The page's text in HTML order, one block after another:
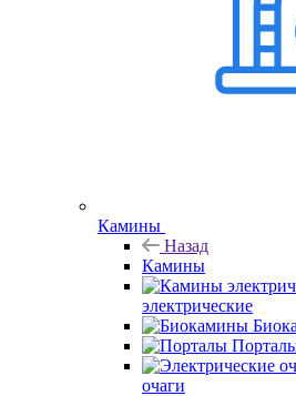
Камины
Назад
Камины
электрические
очаги